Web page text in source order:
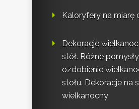
Kaloryfery na miarę
Dekoracje
stół. Różne
ozdobienie
stołu. Dekoracje na
wielkanocny